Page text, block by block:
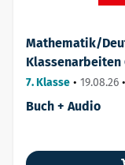
Mathematik/
Klassenarbeiten
7. Klasse • 19.08.26 •
Buch + Audio